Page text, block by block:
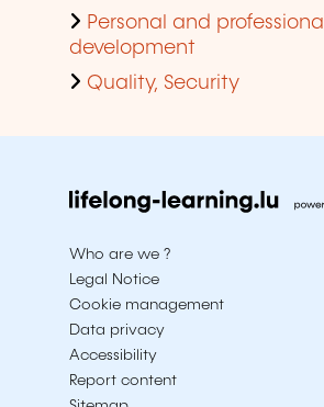
Personal and professional
development
Quality, Security
Who are we ?
Legal Notice
Cookie management
Data privacy
Accessibility
Report content